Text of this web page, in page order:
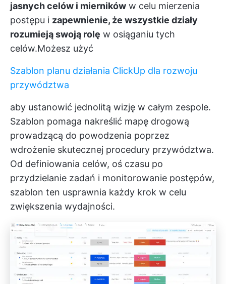
jasnych celów i mierników w celu mierzenia
postępu i zapewnienie, że wszystkie działy
rozumieją swoją rolę w osiąganiu tych
celów.Możesz użyć
Szablon planu działania ClickUp dla rozwoju
przywództwa
aby ustanowić jednolitą wizję w całym zespole.
Szablon pomaga nakreślić mapę drogową
prowadzącą do powodzenia poprzez
wdrożenie skutecznej procedury przywództwa.
Od definiowania celów, oś czasu po
przydzielanie zadań i monitorowanie postępów,
szablon ten usprawnia każdy krok w celu
zwiększenia wydajności.